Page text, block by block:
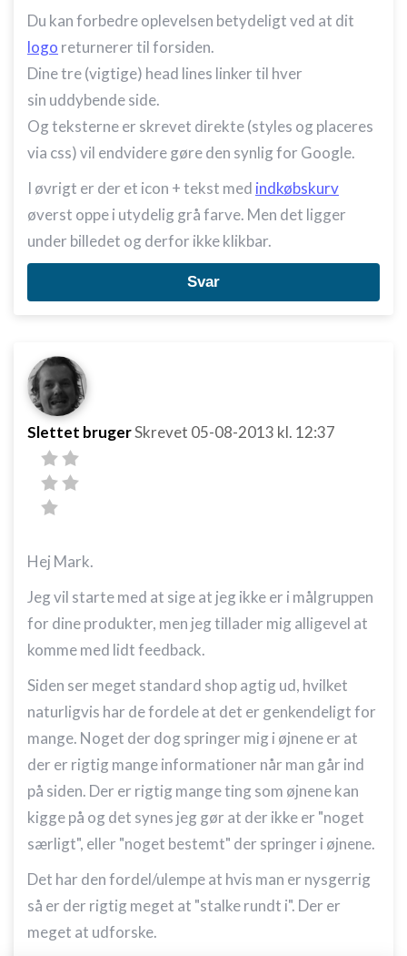
Du kan forbedre oplevelsen betydeligt ved at dit
logo returnerer til forsiden.
Dine tre (vigtige) head lines linker til hver
sin uddybende side.
Og teksterne er skrevet direkte (styles og placeres
via css) vil endvidere gøre den synlig for Google.
I øvrigt er der et icon + tekst med indkøbskurv
øverst oppe i utydelig grå farve. Men det ligger
under billedet og derfor ikke klikbar.
Svar
Slettet brugerSkrevet 05-08-2013 kl. 12:37
Hej Mark.
Jeg vil starte med at sige at jeg ikke er i målgruppen
for dine produkter, men jeg tillader mig alligevel at
komme med lidt feedback.
Siden ser meget standard shop agtig ud, hvilket
naturligvis har de fordele at det er genkendeligt for
mange. Noget der dog springer mig i øjnene er at
der er rigtig mange informationer når man går ind
på siden. Der er rigtig mange ting som øjnene kan
kigge på og det synes jeg gør at der ikke er "noget
særligt", eller "noget bestemt" der springer i øjnene.
Det har den fordel/ulempe at hvis man er nysgerrig
så er der rigtig meget at "stalke rundt i". Der er
meget at udforske.